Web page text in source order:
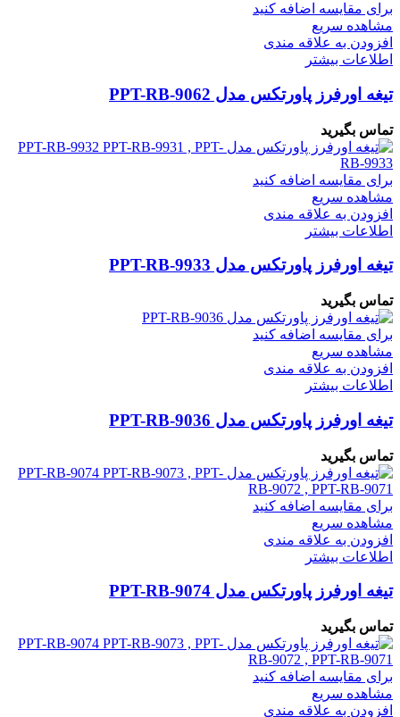
برای مقایسه اضافه کنید
مشاهده سریع
افزودن به علاقه مندی
اطلاعات بیشتر
تیغه اورفرز پاورتکس مدل PPT-RB-9062
تماس بگیرید
برای مقایسه اضافه کنید
مشاهده سریع
افزودن به علاقه مندی
اطلاعات بیشتر
تیغه اورفرز پاورتکس مدل PPT-RB-9933
تماس بگیرید
برای مقایسه اضافه کنید
مشاهده سریع
افزودن به علاقه مندی
اطلاعات بیشتر
تیغه اورفرز پاورتکس مدل PPT-RB-9036
تماس بگیرید
برای مقایسه اضافه کنید
مشاهده سریع
افزودن به علاقه مندی
اطلاعات بیشتر
تیغه اورفرز پاورتکس مدل PPT-RB-9074
تماس بگیرید
برای مقایسه اضافه کنید
مشاهده سریع
افزودن به علاقه مندی